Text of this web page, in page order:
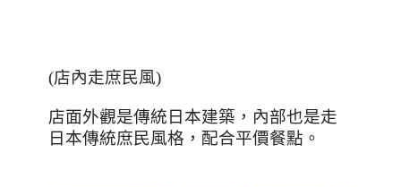
(店內走庶民風)
店面外觀是傳統日本建築，內部也是走
日本傳統庶民風格，配合平價餐點。